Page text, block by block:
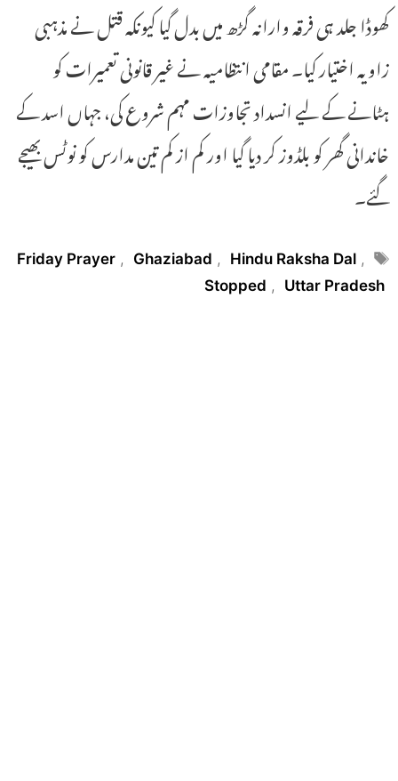
کھوڈا جلد ہی فرقہ وارانہ گڑھ میں بدل گیا کیونکہ قتل نے مذہبی
زاویہ اختیار کیا۔ مقامی انتظامیہ نے غیر قانونی تعمیرات کو
ہٹانے کے لیے انسداد تجاوزات مہم شروع کی، جہاں اسد کے
خاندانی گھر کو بلڈوز کر دیا گیا اور کم از کم تین مدارس کو نوٹس بھیجے
گئے۔
Tags
Friday Prayer , Ghaziabad , Hindu Raksha Dal ,
Stopped , Uttar Pradesh